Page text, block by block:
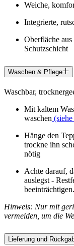
Weiche,
Integrierte,
Oberfläche
Schutzschicht
Waschen & Pflege
Waschbar,
Mit kaltem
waschen
Hänge den
trockne ihn
nötig
Achte darauf,
auslegst -
beeinträchtigen.
Hinweis: Nur mit
vermeiden, um die
Lieferung und